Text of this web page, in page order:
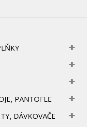
PANTOFLE
DÁVKOVAČE